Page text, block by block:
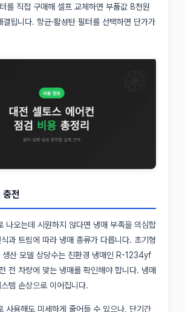
를 직접 구매해 셀프 교체하면 부품값 8천원
됩니다. 항균·활성탄 필터를 선택하면 단가가
전
나오는데 시원하지 않다면 냉매 부족을 의심합
과 트림에 따라 냉매 종류가 다릅니다. 초기형
산 모델 상당수는 친환경 냉매인 R-1234yf
전 차량에 맞는 냉매를 확인해야 합니다. 냉매
템 손상으로 이어집니다.
사용해도 미세하게 줄어들 수 있으나, 단기간